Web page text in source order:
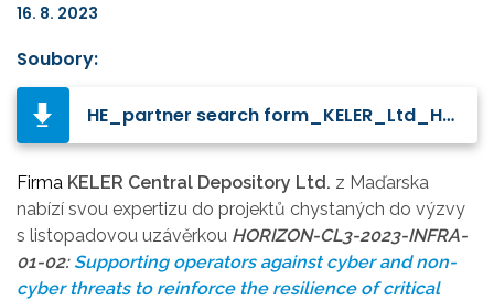
16. 8. 2023
Soubory:
HE_partner search form_KELER_Ltd_HUN.pdf
Firma KELER Central Depository Ltd. z Maďarska
nabízí svou expertizu do projektů chystaných do výzvy
s listopadovou uzávěrkou HORIZON-CL3-2023-INFRA-
01-02: Supporting operators against cyber and non-
cyber threats to reinforce the resilience of critical